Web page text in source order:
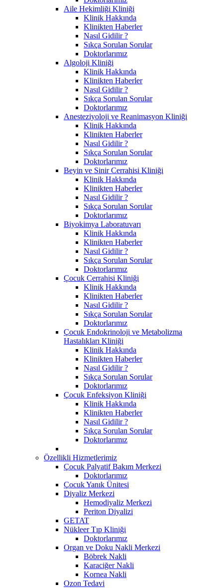
Aile Hekimliği Kliniği
Klinik Hakkında
Klinikten Haberler
Nasıl Gidilir ?
Sıkça Sorulan Sorular
Doktorlarımız
Algoloji Kliniği
Klinik Hakkında
Klinikten Haberler
Nasıl Gidilir ?
Sıkça Sorulan Sorular
Doktorlarımız
Anesteziyoloji ve Reanimasyon Kliniği
Klinik Hakkında
Klinikten Haberler
Nasıl Gidilir ?
Sıkça Sorulan Sorular
Doktorlarımız
Beyin ve Sinir Cerrahisi Kliniği
Klinik Hakkında
Klinikten Haberler
Nasıl Gidilir ?
Sıkça Sorulan Sorular
Doktorlarımız
Biyokimya Laboratuvarı
Klinik Hakkında
Klinikten Haberler
Nasıl Gidilir ?
Sıkça Sorulan Sorular
Doktorlarımız
Çocuk Cerrahisi Kliniği
Klinik Hakkında
Klinikten Haberler
Nasıl Gidilir ?
Sıkça Sorulan Sorular
Doktorlarımız
Çocuk Endokrinoloji ve Metabolizma
Hastalıkları Kliniği
Klinik Hakkında
Klinikten Haberler
Nasıl Gidilir ?
Sıkça Sorulan Sorular
Doktorlarımız
Çocuk Enfeksiyon Kliniği
Klinik Hakkında
Klinikten Haberler
Nasıl Gidilir ?
Sıkça Sorulan Sorular
Doktorlarımız
Özellikli Hizmetlerimiz
Çocuk Palyatif Bakım Merkezi
Doktorlarımız
Çocuk Yanık Ünitesi
Diyaliz Merkezi
Hemodiyaliz Merkezi
Periton Diyalizi
GETAT
Nükleer Tıp Kliniği
Doktorlarımız
Organ ve Doku Nakli Merkezi
Böbrek Nakli
Karaciğer Nakli
Kornea Nakli
Ozon Tedavi